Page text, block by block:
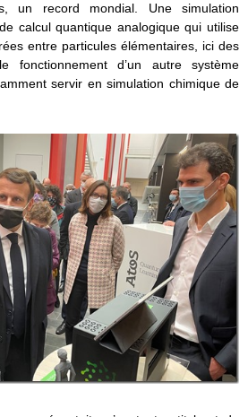
un record mondial. Une simulation
calcul quantique analogique qui utilise
entre particules élémentaires, ici des
fonctionnement d’un autre système
servir en simulation chimique de